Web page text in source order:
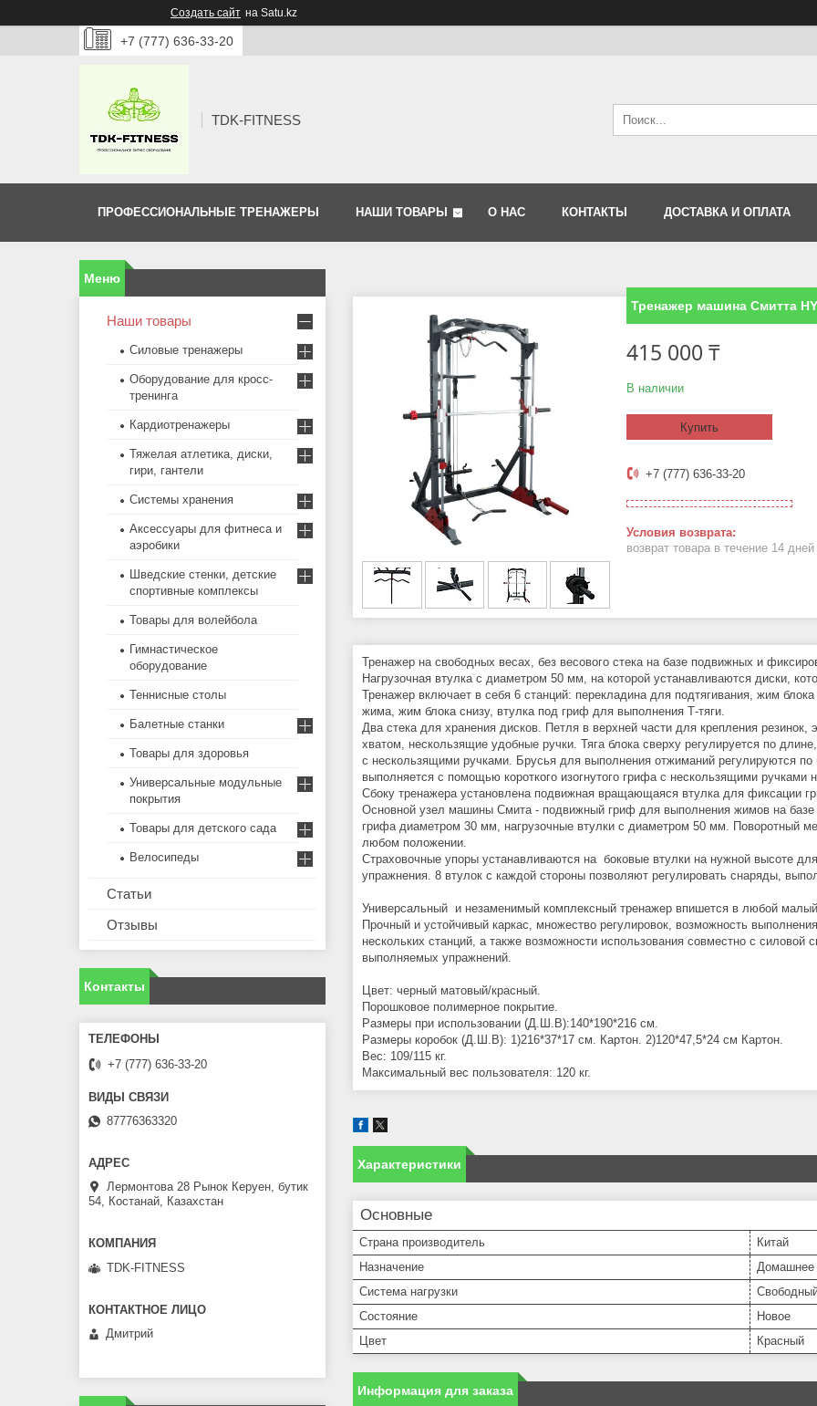
Создать сайт на Satu.kz
+7 (777) 636-33-20
TDK-FITNESS
ПРОФЕССИОНАЛЬНЫЕ ТРЕНАЖЕРЫ НАШИ ТОВАРЫ О НАС КОНТАКТЫ ДОСТАВКА И ОПЛАТА
Тренажер машина Смитта
415 000 ₸
В наличии
Купить
+7 (777) 636-33-20
возврат товара в течение 14 дней
Тренажер на свободных весах, без весового стека на базе подвижных и
Нагрузочная втулка с диаметром 50 мм, на которой устанавливаются диски,
Тренажер включает в себя 6 станций: перекладина для подтягивания, жим
жима, жим блока снизу, втулка под гриф для выполнения Т-тяги.
Два стека для хранения дисков. Петля в верхней части для крепления
хватом, нескользящие удобные ручки. Тяга блока сверху регулируется по
с нескользящими ручками. Брусья для выполнения отжиманий регулируются
выполняется с помощью короткого изогнутого грифа с нескользящими ручками
Сбоку тренажера установлена подвижная вращающаяся втулка для фиксации
Основной узел машины Смита - подвижный гриф для выполнения жимов на
грифа диаметром 30 мм, нагрузочные втулки с диаметром 50 мм. Поворотный
любом положении.
Страховочные упоры устанавливаются на боковые втулки на нужной высоте
упражнения. 8 втулок с каждой стороны позволяют регулировать снаряды,
Универсальный и незаменимый комплексный тренажер впишется в любой
Прочный и устойчивый каркас, множество регулировок, возможность
нескольких станций, а также возможности использования совместно с
выполняемых упражнений.
Цвет: черный матовый/красный.
Порошковое полимерное покрытие.
Размеры при использовании (Д.Ш.B):140*190*216 см.
Размеры коробок (Д.Ш.B): 1)216*37*17 см. Картон. 2)120*47,5*24 см Картон.
Вес: 109/115 кг.
Максимальный вес пользователя: 120 кг.
Характеристики
Основные
Страна производитель
Китай
Назначение
Домашнее
Система нагрузки
Состояние
Новое
Цвет
Красный
Информация для заказа
Наши товары
Силовые тренажеры
Оборудование для кросс-
тренинга
Кардиотренажеры
Тяжелая атлетика, диски,
гири, гантели
Системы хранения
Аксессуары для фитнеса и
аэробики
Шведские стенки, детские
спортивные комплексы
Товары для волейбола
Гимнастическое
оборудование
Теннисные столы
Балетные станки
Товары для здоровья
Универсальные модульные
покрытия
Товары для детского сада
Велосипеды
Статьи
Отзывы
Контакты
+7 (777) 636-33-20
87776363320
Лермонтова 28 Рынок Керуен, бутик
54, Костанай, Казахстан
TDK-FITNESS
Дмитрий